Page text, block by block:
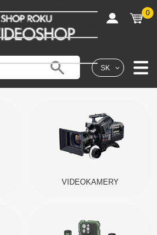
SK
shop@fotovideoshop.sk
0
VIDEOKAMERY